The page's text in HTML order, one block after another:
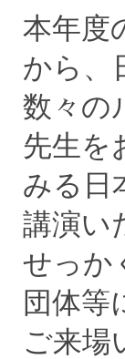
本年度
から、
数々の
先生を
みる日
講演い
せっか
団体等
ご来場